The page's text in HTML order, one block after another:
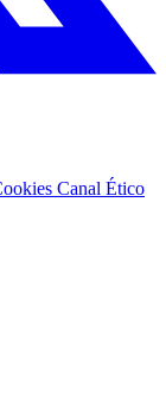
Canal Ético